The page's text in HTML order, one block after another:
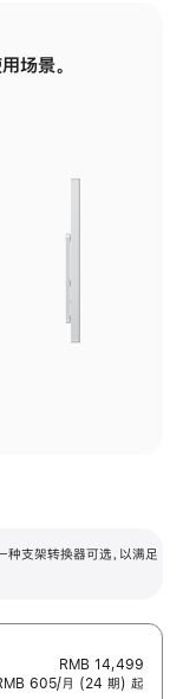
场景。
支架转换器可选，以满足
RMB 14,499
605/月 (24 期) 起